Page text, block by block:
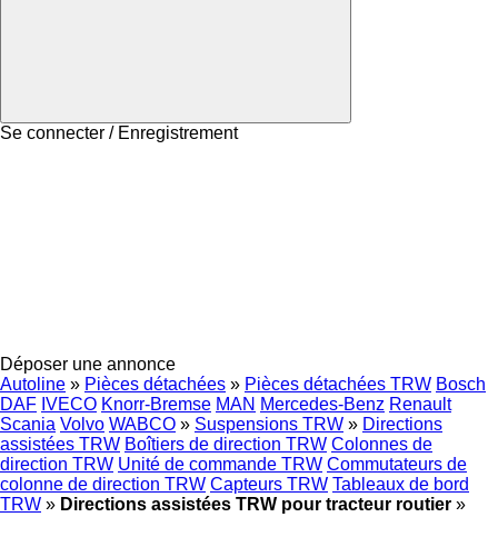
Se connecter / Enregistrement
Déposer une annonce
Autoline » Pièces détachées » Pièces détachées TRW Bosch
DAF IVECO Knorr-Bremse MAN Mercedes-Benz Renault
Scania Volvo WABCO » Suspensions TRW » Directions
assistées TRW Boîtiers de direction TRW Colonnes de
direction TRW Unité de commande TRW Commutateurs de
colonne de direction TRW Capteurs TRW Tableaux de bord
TRW » Directions assistées TRW pour tracteur routier »